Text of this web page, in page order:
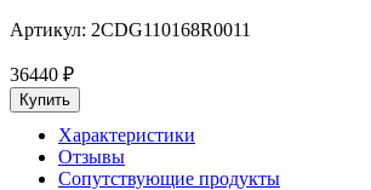
Артикул: 2CDG110168R0011
36440 ₽
Характеристики
Отзывы
Сопутствующие продукты